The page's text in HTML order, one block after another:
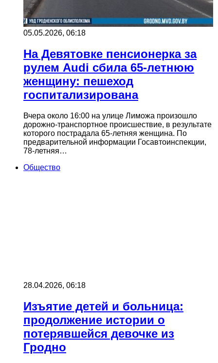
05.05.2026, 06:18
На Девятовке пенсионерка за
рулем Audi сбила 65-летнюю
женщину: пешеход
госпитализирована
Вчера около 16:00 на улице Лиможа произошло
дорожно-транспортное происшествие, в результате
которого пострадала 65-летняя женщина. По
предварительной информации Госавтоинспекции,
78-летняя…
Общество
28.04.2026, 06:18
Изъятие детей и больница:
продолжение истории о
потерявшейся девочке из
Гродно